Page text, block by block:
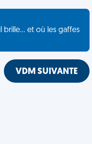
brille... et où les gaffes
VDM SUIVANTE